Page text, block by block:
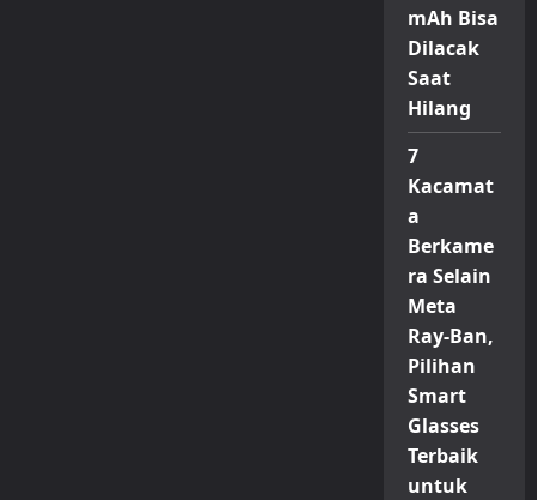
mAh Bisa
Dilacak
Saat
Hilang
7
Kacamat
a
Berkame
ra Selain
Meta
Ray-Ban,
Pilihan
Smart
Glasses
Terbaik
untuk